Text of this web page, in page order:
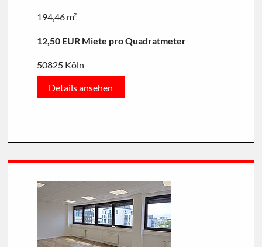
194,46 m²
12,50 EUR Miete pro Quadratmeter
50825 Köln
Details ansehen